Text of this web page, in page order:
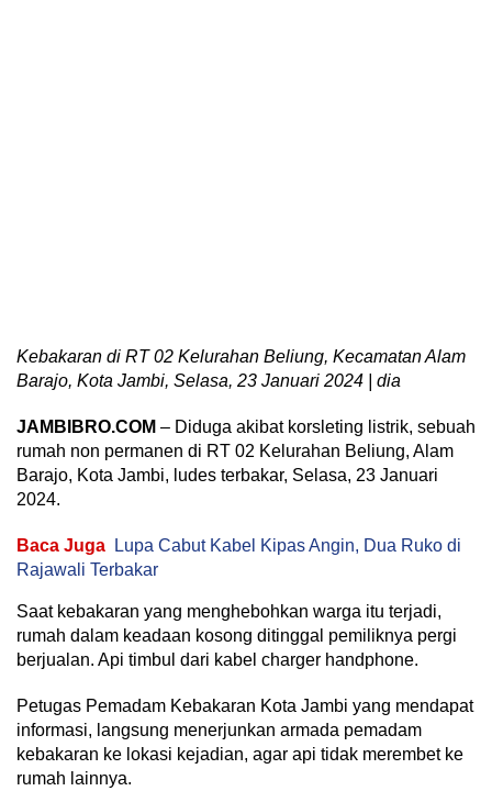
Kebakaran di RT 02 Kelurahan Beliung, Kecamatan Alam
Barajo, Kota Jambi, Selasa, 23 Januari 2024 | dia
JAMBIBRO.COM – Diduga akibat korsleting listrik, sebuah
rumah non permanen di RT 02 Kelurahan Beliung, Alam
Barajo, Kota Jambi, ludes terbakar, Selasa, 23 Januari
2024.
Baca Juga
Lupa Cabut Kabel Kipas Angin, Dua Ruko di
Rajawali Terbakar
Saat kebakaran yang menghebohkan warga itu terjadi,
rumah dalam keadaan kosong ditinggal pemiliknya pergi
berjualan. Api timbul dari kabel charger handphone.
Petugas Pemadam Kebakaran Kota Jambi yang mendapat
informasi, langsung menerjunkan armada pemadam
kebakaran ke lokasi kejadian, agar api tidak merembet ke
rumah lainnya.